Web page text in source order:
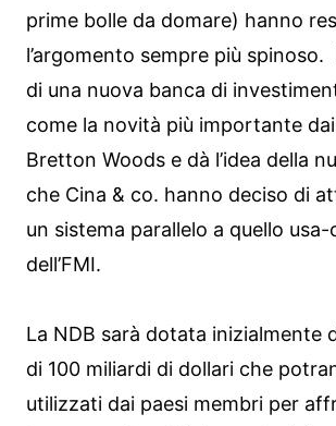
prime bolle da domare) hanno
l’argomento sempre più
di una nuova banca di
come la novità più importante
Bretton Woods e dà l’idea della
che Cina & co. hanno deciso di
un sistema parallelo a quello
dell’FMI.
La NDB sarà dotata inizialmente
di 100 miliardi di dollari che
utilizzati dai paesi membri per